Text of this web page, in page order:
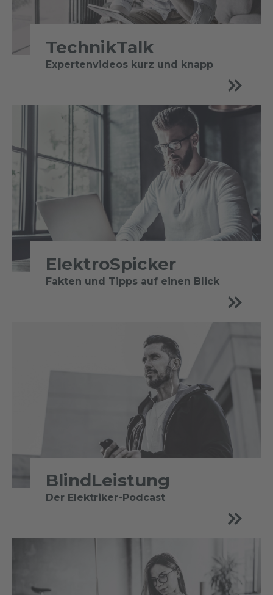
TechnikTalk
Expertenvideos kurz und knapp
ElektroSpicker
Fakten und Tipps auf einen Blick
BlindLeistung
Der Elektriker-Podcast